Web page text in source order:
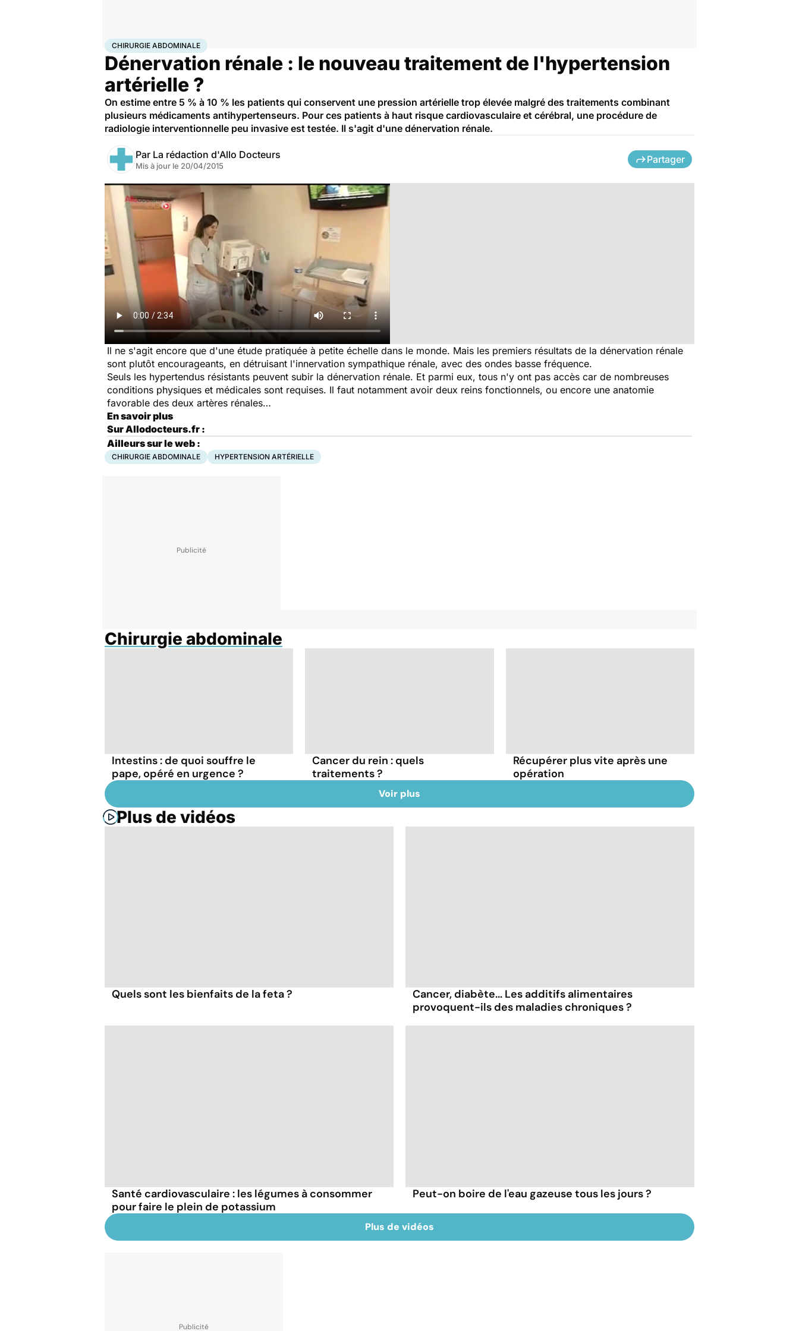
AccueilSantéMaladiesChirurgie abdominale
CHIRURGIE ABDOMINALE
Dénervation rénale : le nouveau traitement de l'hypertension
artérielle ?
On estime entre 5 % à 10 % les patients qui conservent une pression artérielle trop élevée malgré des traitements combinant
plusieurs médicaments antihypertenseurs. Pour ces patients à haut risque cardiovasculaire et cérébral, une procédure de
radiologie interventionnelle peu invasive est testée. Il s'agit d'une dénervation rénale.
Par La rédaction d'Allo Docteurs
Mis à jour le 20/04/2015
Partager
Il ne s'agit encore que d'une étude pratiquée à petite échelle dans le monde. Mais les premiers résultats de la dénervation rénale
sont plutôt encourageants, en détruisant l'innervation sympathique rénale, avec des ondes basse fréquence.
Seuls les hypertendus résistants peuvent subir la dénervation rénale. Et parmi eux, tous n'y ont pas accès car de nombreuses
conditions physiques et médicales sont requises. Il faut notamment avoir deux reins fonctionnels, ou encore une anatomie
favorable des deux artères rénales…
En savoir plus
Sur Allodocteurs.fr :
Ailleurs sur le web :
CHIRURGIE ABDOMINALE HYPERTENSION ARTÉRIELLE
Chirurgie abdominale
Intestins : de quoi souffre le
pape, opéré en urgence ?
Cancer du rein : quels
traitements ?
Récupérer plus vite après une
opération
Voir plus
Plus de vidéos
Quels sont les bienfaits de la feta ?
Cancer, diabète... Les additifs alimentaires
provoquent-ils des maladies chroniques ?
Santé cardiovasculaire : les légumes à consommer
pour faire le plein de potassium
Peut-on boire de l'eau gazeuse tous les jours ?
Plus de vidéos